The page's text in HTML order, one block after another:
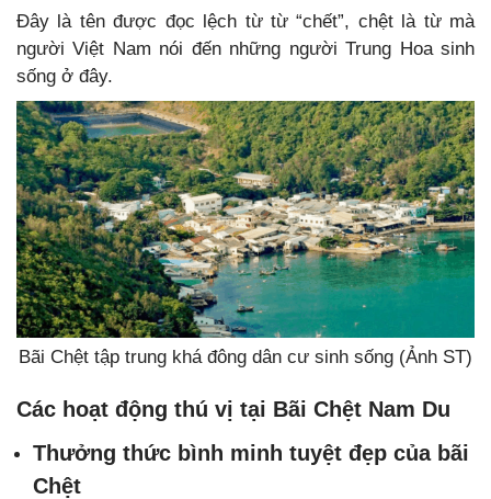
Đây là tên được đọc lệch từ từ “chết”, chệt là từ mà
người Việt Nam nói đến những người Trung Hoa sinh
sống ở đây.
Bãi Chệt tập trung khá đông dân cư sinh sống (Ảnh ST)
Các hoạt động thú vị tại Bãi Chệt Nam Du
Thưởng thức bình minh tuyệt đẹp của bãi
Chệt